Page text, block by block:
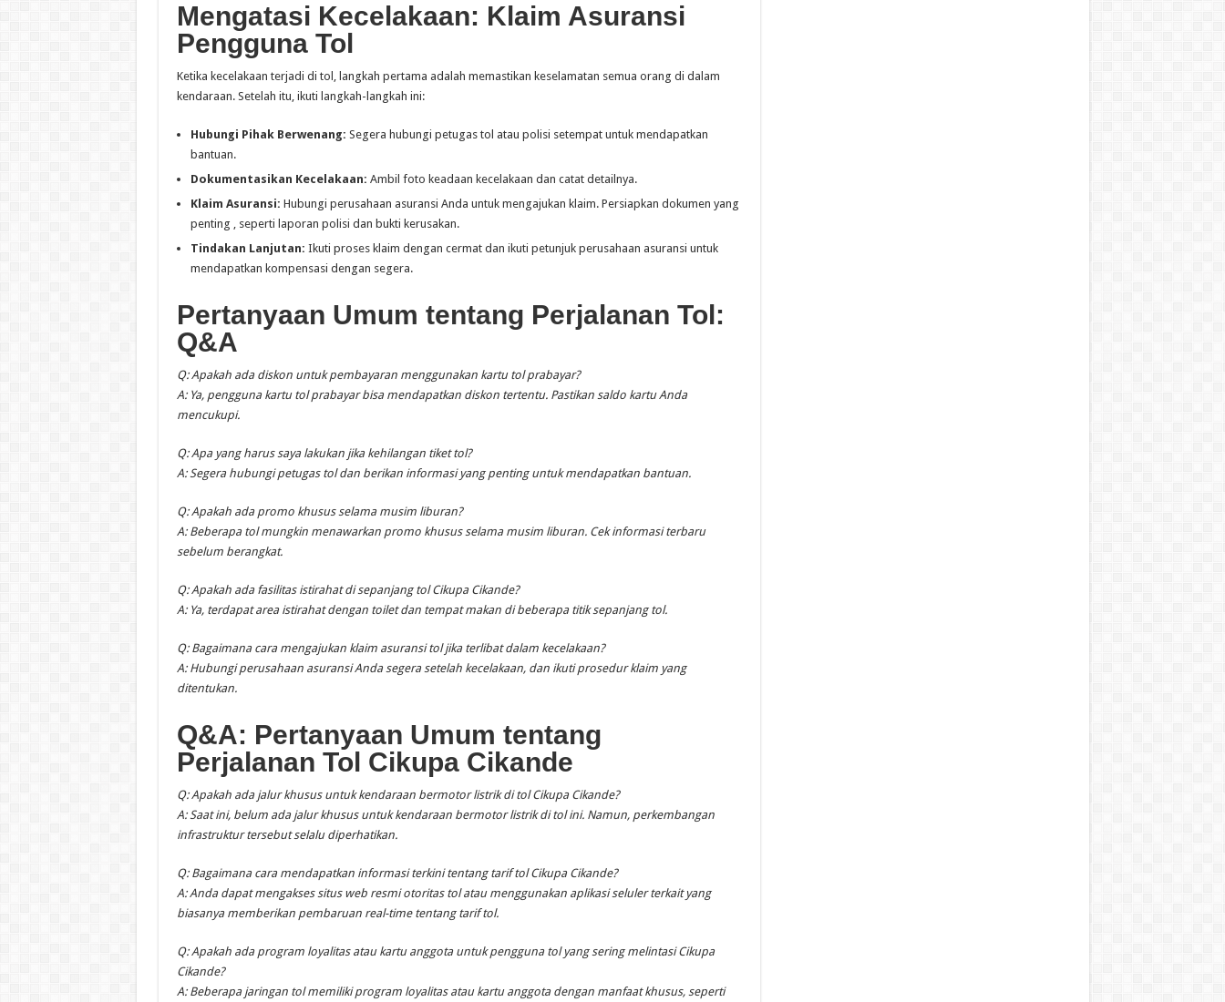
Mengatasi Kecelakaan: Klaim Asuransi
Pengguna Tol
Ketika kecelakaan terjadi di tol, langkah pertama adalah memastikan keselamatan semua orang di dalam
kendaraan. Setelah itu, ikuti langkah-langkah ini:
Hubungi Pihak Berwenang: Segera hubungi petugas tol atau polisi setempat untuk mendapatkan
bantuan.
Dokumentasikan Kecelakaan: Ambil foto keadaan kecelakaan dan catat detailnya.
Klaim Asuransi: Hubungi perusahaan asuransi Anda untuk mengajukan klaim. Persiapkan dokumen yang
penting , seperti laporan polisi dan bukti kerusakan.
Tindakan Lanjutan: Ikuti proses klaim dengan cermat dan ikuti petunjuk perusahaan asuransi untuk
mendapatkan kompensasi dengan segera.
Pertanyaan Umum tentang Perjalanan Tol:
Q&A
Q: Apakah ada diskon untuk pembayaran menggunakan kartu tol prabayar?
A: Ya, pengguna kartu tol prabayar bisa mendapatkan diskon tertentu. Pastikan saldo kartu Anda
mencukupi.
Q: Apa yang harus saya lakukan jika kehilangan tiket tol?
A: Segera hubungi petugas tol dan berikan informasi yang penting untuk mendapatkan bantuan.
Q: Apakah ada promo khusus selama musim liburan?
A: Beberapa tol mungkin menawarkan promo khusus selama musim liburan. Cek informasi terbaru
sebelum berangkat.
Q: Apakah ada fasilitas istirahat di sepanjang tol Cikupa Cikande?
A: Ya, terdapat area istirahat dengan toilet dan tempat makan di beberapa titik sepanjang tol.
Q: Bagaimana cara mengajukan klaim asuransi tol jika terlibat dalam kecelakaan?
A: Hubungi perusahaan asuransi Anda segera setelah kecelakaan, dan ikuti prosedur klaim yang
ditentukan.
Q&A: Pertanyaan Umum tentang
Perjalanan Tol Cikupa Cikande
Q: Apakah ada jalur khusus untuk kendaraan bermotor listrik di tol Cikupa Cikande?
A: Saat ini, belum ada jalur khusus untuk kendaraan bermotor listrik di tol ini. Namun, perkembangan
infrastruktur tersebut selalu diperhatikan.
Q: Bagaimana cara mendapatkan informasi terkini tentang tarif tol Cikupa Cikande?
A: Anda dapat mengakses situs web resmi otoritas tol atau menggunakan aplikasi seluler terkait yang
biasanya memberikan pembaruan real-time tentang tarif tol.
Q: Apakah ada program loyalitas atau kartu anggota untuk pengguna tol yang sering melintasi Cikupa
Cikande?
A: Beberapa jaringan tol memiliki program loyalitas atau kartu anggota dengan manfaat khusus, seperti